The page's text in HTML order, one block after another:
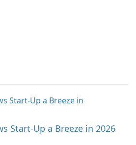
Start-Up a Breeze in 2026